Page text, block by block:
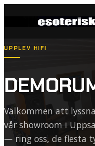
UPPLEV HIFI
Välkommen att
vår showroom i
— ring oss, de flesta